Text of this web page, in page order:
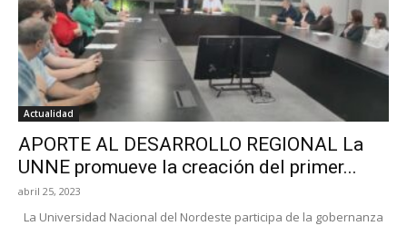
Actualidad
APORTE AL DESARROLLO REGIONAL La
UNNE promueve la creación del primer...
abril 25, 2023
La Universidad Nacional del Nordeste participa de la gobernanza